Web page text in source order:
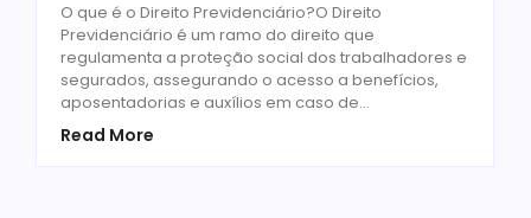
O que é o Direito Previdenciário?O Direito
Previdenciário é um ramo do direito que
regulamenta a proteção social dos trabalhadores e
segurados, assegurando o acesso a benefícios,
aposentadorias e auxílios em caso de…
Read More